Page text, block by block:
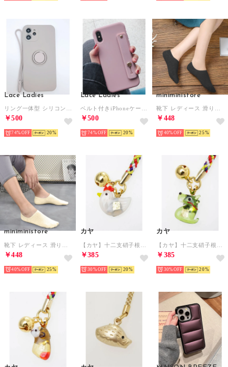
Lace Ladies
￥500
74% 20
Lace Ladies
￥500
74% 20
miniministore
￥448
40% 25
miniministore
￥448
40% 25
カヤ
￥385
30% 20
カヤ
￥385
30% 20